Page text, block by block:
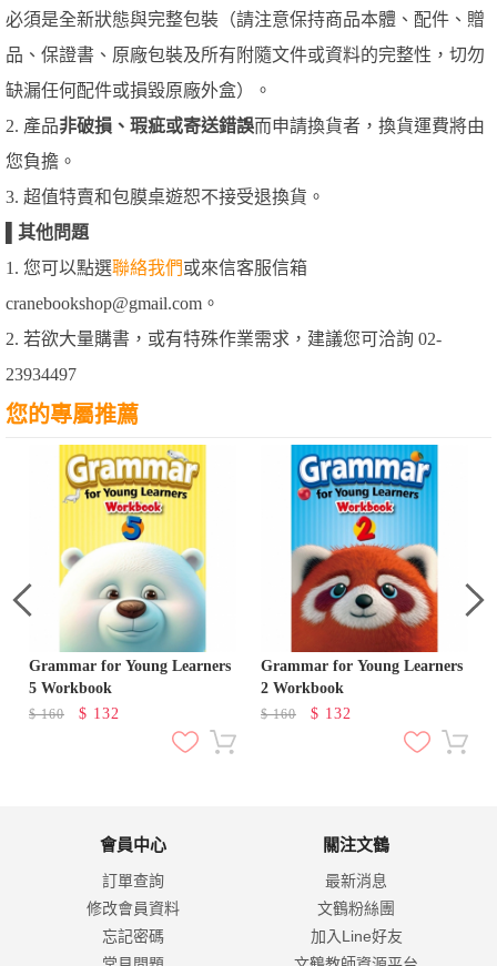
必須是全新狀態與完整包裝（請注意保持商品本體、配件、贈
品、保證書、原廠包裝及所有附隨文件或資料的完整性，切勿
缺漏任何配件或損毀原廠外盒）。
2. 產品非破損、瑕疵或寄送錯誤而申請換貨者，換貨運費將由
您負擔。
3. 超值特賣和包膜桌遊恕不接受退換貨。
其他問題
1. 您可以點選聯絡我們或來信客服信箱
cranebookshop@gmail.com。
2. 若欲大量購書，或有特殊作業需求，建議您可洽詢 02-
23934497
您的專屬推薦
Grammar for Young Learners
5 Workbook
$160 $ 132
Grammar for Young Learners
2 Workbook
$160 $ 132
會員中心
訂單查詢
修改會員資料
忘記密碼
關注文鶴
最新消息
文鶴粉絲團
加入Line好友